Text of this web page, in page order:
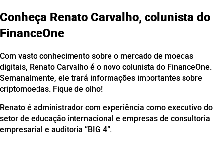
Conheça Renato Carvalho, colunista do
FinanceOne
Com vasto conhecimento sobre o mercado de moedas
digitais, Renato Carvalho é o novo colunista do FinanceOne.
Semanalmente, ele trará informações importantes sobre
criptomoedas. Fique de olho!
Renato é administrador com experiência como executivo do
setor de educação internacional e empresas de consultoria
empresarial e auditoria “BIG 4”.